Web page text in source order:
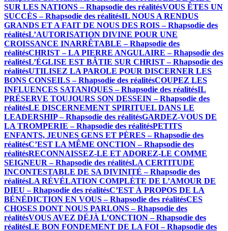
SUR LES NATIONS – Rhapsodie des réalitésVOUS ÊTES UN
SUCCÈS – Rhapsodie des réalitésIL NOUS A RENDUS
GRANDS ET A FAIT DE NOUS DES ROIS – Rhapsodie des
réalitésL’AUTORISATION DIVINE POUR UNE
CROISSANCE INARRÊTABLE – Rhapsodie des
réalitésCHRIST – LA PIERRE ANGULAIRE – Rhapsodie des
réalitésL’ÉGLISE EST BÂTIE SUR CHRIST – Rhapsodie des
réalitésUTILISEZ LA PAROLE POUR DISCERNER LES
BONS CONSEILS – Rhapsodie des réalitésCOUPEZ LES
INFLUENCES SATANIQUES – Rhapsodie des réalitésIL
PRÉSERVE TOUJOURS SON DESSEIN – Rhapsodie des
réalitésLE DISCERNEMENT SPIRITUEL DANS LE
LEADERSHIP – Rhapsodie des réalitésGARDEZ-VOUS DE
LA TROMPERIE – Rhapsodie des réalitésPETITS
ENFANTS, JEUNES GENS ET PÈRES – Rhapsodie des
réalitésC’EST LA MÊME ONCTION – Rhapsodie des
réalitésRECONNAISSEZ-LE ET ADOREZ-LE COMME
SEIGNEUR – Rhapsodie des réalitésLA CERTITUDE
INCONTESTABLE DE SA DIVINITÉ – Rhapsodie des
réalitésLA RÉVÉLATION COMPLÈTE DE L’AMOUR DE
DIEU – Rhapsodie des réalitésC’EST À PROPOS DE LA
BÉNÉDICTION EN VOUS – Rhapsodie des réalitésCES
CHOSES DONT NOUS PARLONS – Rhapsodie des
réalitésVOUS AVEZ DÉJÀ L’ONCTION – Rhapsodie des
réalitésLE BON FONDEMENT DE LA FOI – Rhapsodie des